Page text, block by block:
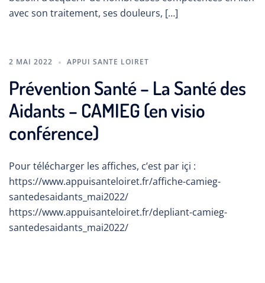
avec son traitement, ses douleurs, […]
2 MAI 2022 APPUI SANTE LOIRET
Prévention Santé – La Santé des
Aidants – CAMIEG (en visio
conférence)
Pour télécharger les affiches, c’est par içi :
https://www.appuisanteloiret.fr/affiche-camieg-
santedesaidants_mai2022/
https://www.appuisanteloiret.fr/depliant-camieg-
santedesaidants_mai2022/